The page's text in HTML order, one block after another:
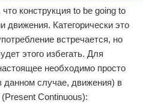
конструкция to be going to
движения. Категорически это
встречается, но
этого избегать. Для
необходимо просто
данном случае, движения) в
Continuous):